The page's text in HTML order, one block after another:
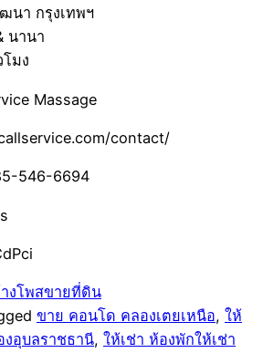
นา กรุงเทพฯ
นานา
มง
Massage
contact/
546-6694
งโพสขายที่ดิน
ขาย คอนโด คลองเตยเหนือ, ให้
งอุบลราชธานี, ให้เช่า ห้องพักให้เช่า